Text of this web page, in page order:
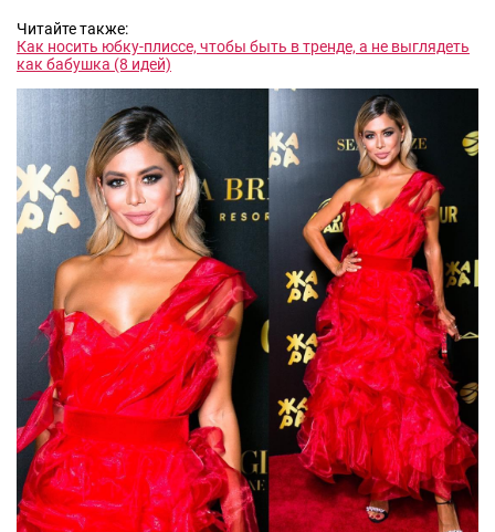
Читайте также:
Как носить юбку-плиссе, чтобы быть в тренде, а не выглядеть
как бабушка (8 идей)